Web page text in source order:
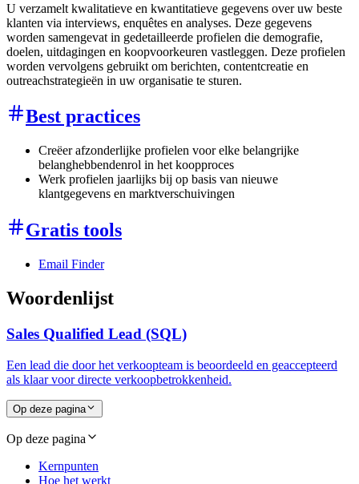
U verzamelt kwalitatieve en kwantitatieve gegevens over uw beste
klanten via interviews, enquêtes en analyses. Deze gegevens
worden samengevat in gedetailleerde profielen die demografie,
doelen, uitdagingen en koopvoorkeuren vastleggen. Deze profielen
worden vervolgens gebruikt om berichten, contentcreatie en
outreachstrategieën in uw organisatie te sturen.
Best practices
Creëer afzonderlijke profielen voor elke belangrijke
belanghebbendenrol in het koopproces
Werk profielen jaarlijks bij op basis van nieuwe
klantgegevens en marktverschuivingen
Gratis tools
Email Finder
Woordenlijst
Sales Qualified Lead (SQL)
Een lead die door het verkoopteam is beoordeeld en geaccepteerd
als klaar voor directe verkoopbetrokkenheid.
Op deze pagina
Op deze pagina
Kernpunten
Hoe het werkt